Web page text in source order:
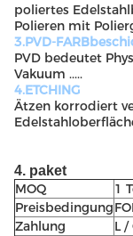
poliertes
Polieren mit
3.PVD-
PVD bedeutet
Vakuum .....
4.ETCHING
Ätzen korrodiert
4. paket
MOQ
1
Preisbedingung
Zahlung
L